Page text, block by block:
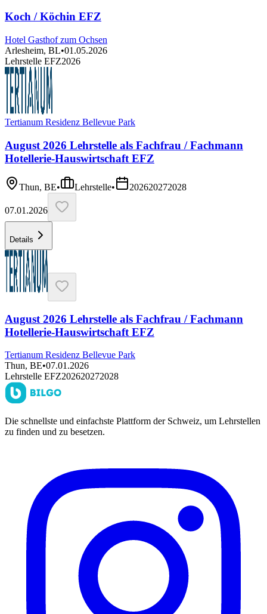
Koch / Köchin EFZ
Hotel Gasthof zum Ochsen
Arlesheim, BL•01.05.2026
Lehrstelle EFZ2026
Tertianum Residenz Bellevue Park
August 2026 Lehrstelle als Fachfrau / Fachmann
Hotellerie-Hauswirtschaft EFZ
Thun, BE• Lehrstelle• 202620272028
07.01.2026
Details
August 2026 Lehrstelle als Fachfrau / Fachmann
Hotellerie-Hauswirtschaft EFZ
Tertianum Residenz Bellevue Park
Thun, BE•07.01.2026
Lehrstelle EFZ202620272028
Die schnellste und einfachste Plattform der Schweiz, um Lehrstellen
zu finden und zu besetzen.